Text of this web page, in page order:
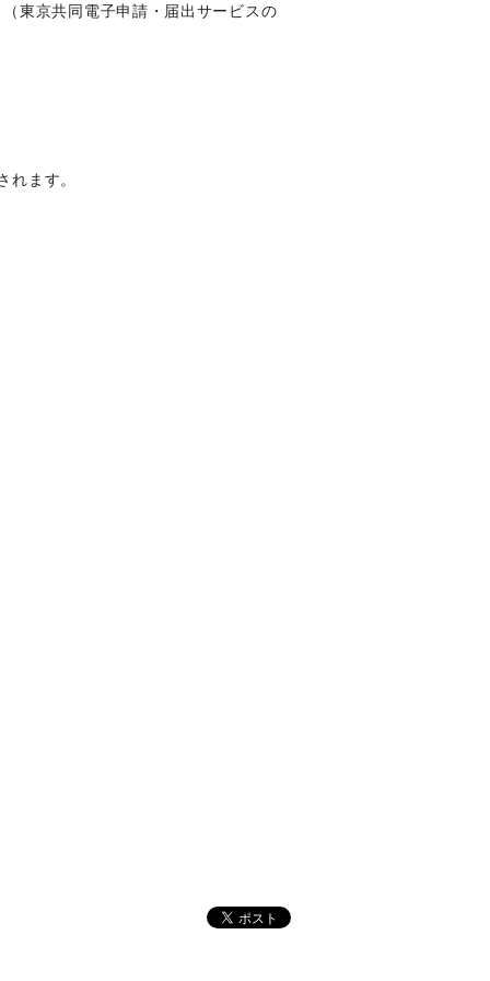
（東京共同電子申請・届出サービスの
ます。